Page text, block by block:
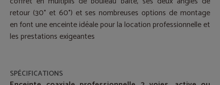
retour (30° et 60°) et ses nombreuses options de montage
en font une enceinte idéale pour la location professionnelle et
les prestations exigeantes
SPÉCIFICATIONS